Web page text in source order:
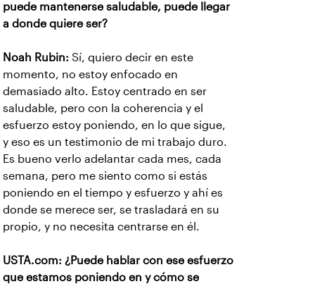
puede mantenerse saludable, puede llegar
a donde quiere ser?
Noah Rubin: Sí, quiero decir en este
momento, no estoy enfocado en
demasiado alto. Estoy centrado en ser
saludable, pero con la coherencia y el
esfuerzo estoy poniendo, en lo que sigue,
y eso es un testimonio de mi trabajo duro.
Es bueno verlo adelantar cada mes, cada
semana, pero me siento como si estás
poniendo en el tiempo y esfuerzo y ahí es
donde se merece ser, se trasladará en su
propio, y no necesita centrarse en él.
USTA.com: ¿Puede hablar con ese esfuerzo
que estamos poniendo en y cómo se